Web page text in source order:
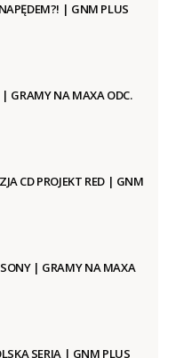
| GNM PLUS
| GRAMY NA MAXA ODC.
CD PROJEKT RED | GNM
| GRAMY NA MAXA
SERIA | GNM PLUS